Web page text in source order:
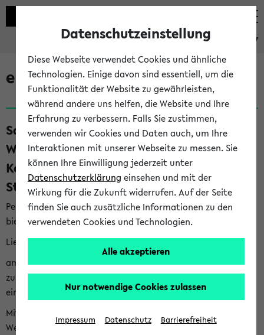
eKVV
eKVV News
Save the Date: BI.teach am 25.11.2026:
Was heißt Studieren heute?
Kompetenzen für ein erfolgreiches
Studium (10.08.26)
Per E-Mail eingestellt von prorektorat.studium-lehre@uni-
bielefeld.de an den Verteiler 'Alle Studierenden':
Liebe Studierende,
am Mittwoch, den 25. November 2026, findet der BI.teach
zum Thema: Was heißt Studieren heute? Kompetenzen für
ein erfolgreiches Studium statt.
Mit dem Beginn des Studiums stellen Sie als Studierende die
Weichen für einen erfolgreichen Karrierestart und stehen
Datenschutzeinstellung
Diese Webseite verwendet Cookies und ähnliche
Technologien. Einige davon sind essentiell, um die
Funktionalität der Website zu gewährleisten,
während andere uns helfen, die Website und Ihre
Erfahrung zu verbessern. Falls Sie zustimmen,
verwenden wir Cookies und Daten auch, um Ihre
Interaktionen mit unserer Webseite zu messen. Sie
können Ihre Einwilligung jederzeit unter
Datenschutzerklärung einsehen und mit der
Wirkung für die Zukunft widerrufen. Auf der Seite
finden Sie auch zusätzliche Informationen zu den
verwendeten Cookies und Technologien.
Alle akzeptieren
Nur notwendige Cookies zulassen
Impressum Datenschutz Barrierefreiheit